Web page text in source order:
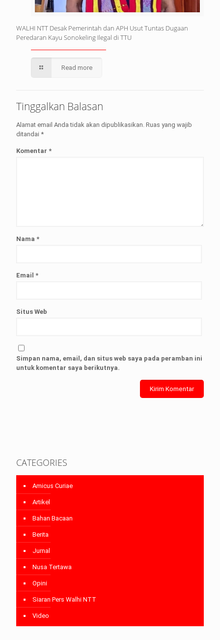
WALHI NTT Desak Pemerintah dan APH Usut Tuntas Dugaan
Peredaran Kayu Sonokeling Ilegal di TTU
Read more
Tinggalkan Balasan
Alamat email Anda tidak akan dipublikasikan. Ruas yang wajib
ditandai *
Komentar *
Nama *
Email *
Situs Web
Simpan nama, email, dan situs web saya pada peramban ini
untuk komentar saya berikutnya.
CATEGORIES
Amicus Curiae
Artikel
Bahan Bacaan
Berita
Jurnal
Nusa Tertawa
Opini
Siaran Pers Walhi NTT
Video